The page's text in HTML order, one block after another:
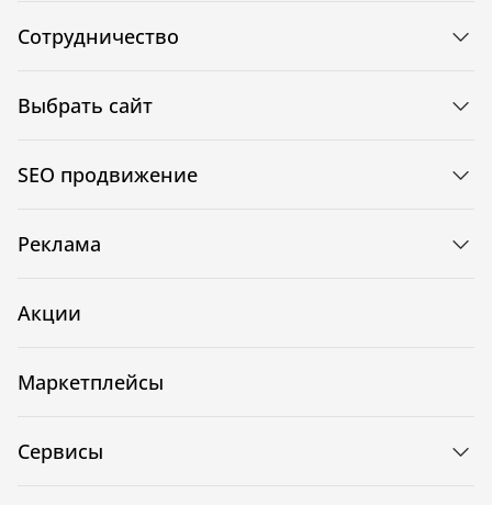
Сотрудничество
Выбрать сайт
SEO продвижение
Реклама
Акции
Маркетплейсы
Сервисы